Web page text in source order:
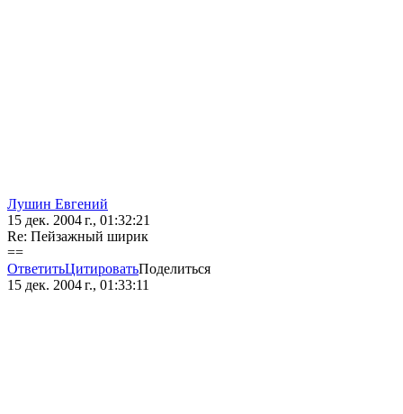
Лушин Евгений
15 дек. 2004 г., 01:32:21
Re: Пейзажный ширик
==
ОтветитьЦитироватьПоделиться
15 дек. 2004 г., 01:33:11